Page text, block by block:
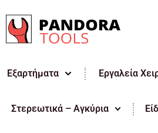
στο
περιεχόμενο
Εξαρτήματα Εργαλεία
Στερεωτικά – Αγκύρια